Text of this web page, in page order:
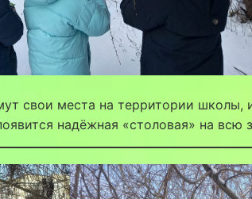
свои места на территории школы,
надёжная «столовая» на всю